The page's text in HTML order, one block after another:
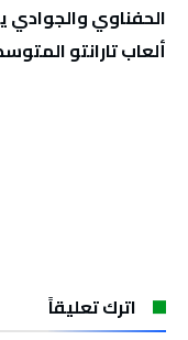
الحفناوي والجوادي
ألعاب تارانتو
اترك تعليقاً